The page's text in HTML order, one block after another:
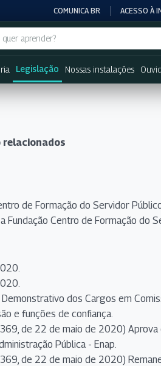
COMUNICA BR ACESSO À
Legislação Nossas instalações
de Formação do Servidor
Centro de Formação do
dos Cargos em
e funções de confiança.
de 22 de maio de 2020)
Pública - Enap.
de 22 de maio de 2020)